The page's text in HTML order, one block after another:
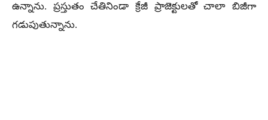
ఉన్నాను. ప్రస్తుతం చేతినిండా క్రేజీ ప్రాజెక్టులతో చాలా బిజీగా
గడుపుతున్నాను.